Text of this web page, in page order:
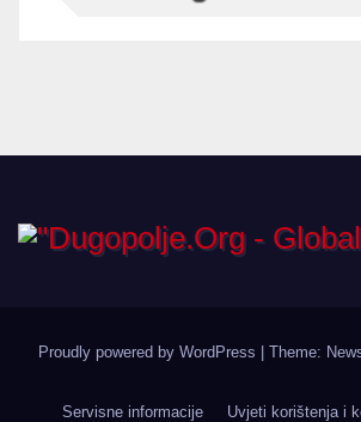
Proudly powered by WordPress | Theme:
Servisne informacije Uvjeti korištenja i